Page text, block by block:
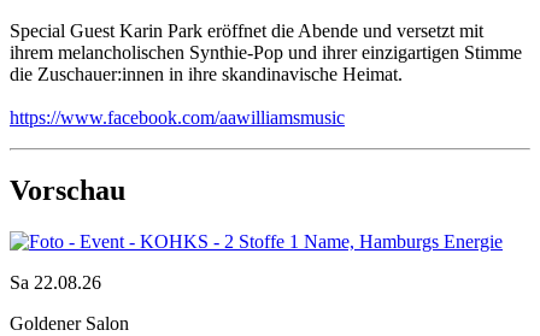
Special Guest Karin Park eröffnet die Abende und versetzt mit
ihrem melancholischen Synthie-Pop und ihrer einzigartigen Stimme
die Zuschauer:innen in ihre skandinavische Heimat.
https://www.facebook.com/aawilliamsmusic
Vorschau
Sa 22.08.26
Goldener Salon